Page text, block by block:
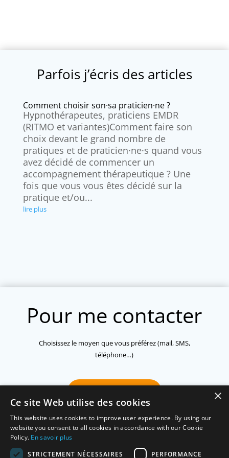
— un justificatif vous est remis à chaque séance.
Parfois j’écris des articles
Comment choisir son·sa praticien·ne ?
Hypnothérapeutes, praticiens EMDR
(RITMO et variantes)Comment faire son
choix devant le grand nombre de
pratiques et de praticien·ne·s quand vous
avez décidé de commencer un
accompagnement thérapeutique ? Une
fois que vous vous êtes décidé sur la
pratique et/ou...
lire plus
Pour me contacter
Choisissez le moyen que vous préférez (mail, SMS,
téléphone…)
cedriclegac@lilo.org
×
Ce site Web utilise des cookies
This website uses cookies to improve user experience. By using our
website you consent to all cookies in accordance with our Cookie
Policy. En savoir plus
STRICTEMENT NÉCESSAIRES
PERFORMANCE